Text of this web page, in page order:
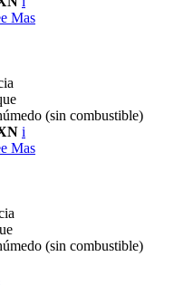
Mas
(sin combustible)
i
Mas
(sin combustible)